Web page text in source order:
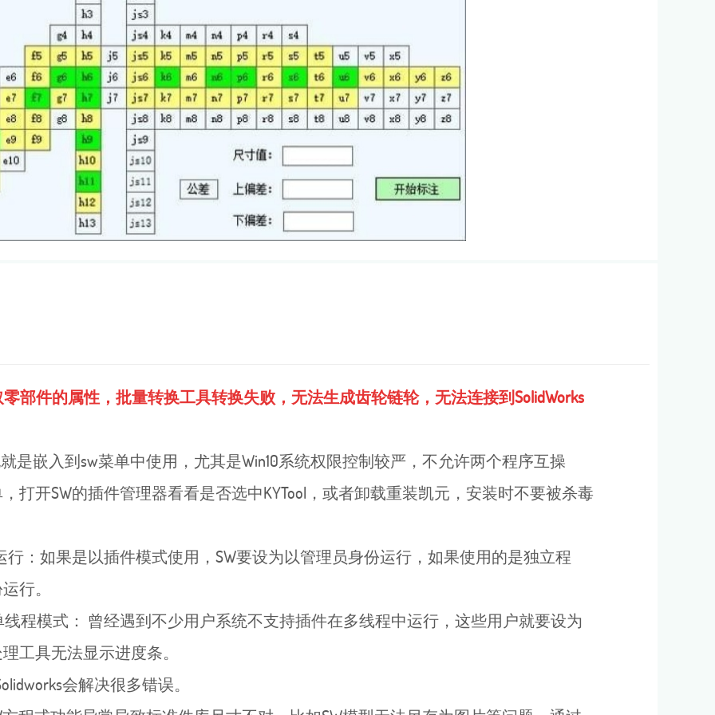
部件的属性，批量转换工具转换失败，无法生成齿轮链轮，无法连接到SolidWorks
嵌入到sw菜单中使用，尤其是Win10系统权限控制较严，不允许两个程序互操
打开SW的插件管理器看看是否选中KYTool，或者卸载重装凯元，安装时不要被杀毒
：如果是以插件模式使用，SW要设为以管理员身份运行，如果使用的是独立程
行。
模式： 曾经遇到不少用户系统不支持插件在多线程中运行，这些用户就要设为
工具无法显示进度条。
会解决很多错误。